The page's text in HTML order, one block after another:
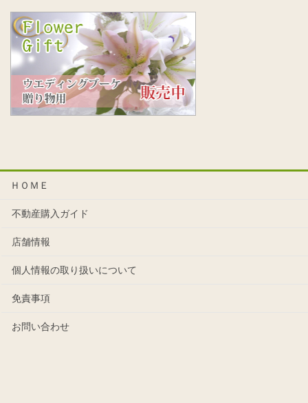
ＨＯＭＥ
不動産購入ガイド
店舗情報
個人情報の取り扱いについて
免責事項
お問い合わせ